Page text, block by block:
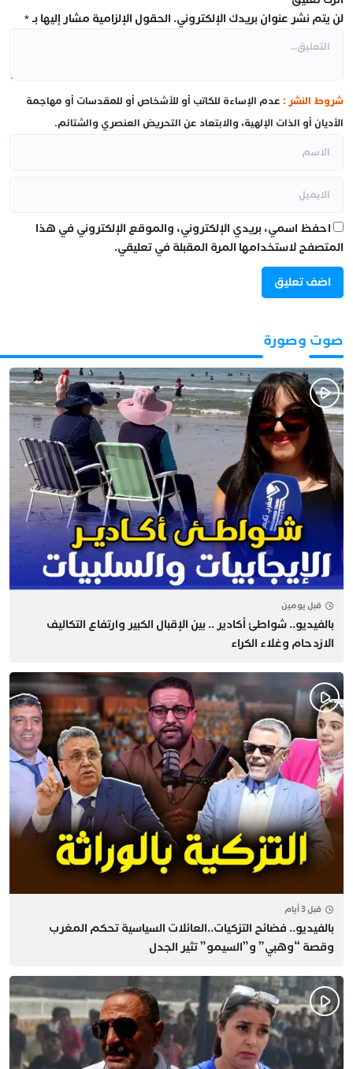
لن يتم نشر عنوان بريدك الإلكتروني. الحقول الإلزامية مشار إليها بـ*
شروط النشر : عدم الإساءة للكاتب أو للأشخاص أو للمقدسات أو مهاجمة
الأديان أو الذات الإلهية، والابتعاد عن التحريض العنصري والشتائم.
احفظ اسمي، بريدي الإلكتروني، والموقع الإلكتروني في هذا
المتصفح لاستخدامها المرة المقبلة في تعليقي.
صوت وصورة
قبل يومين
بالفيديو.. شواطئ أكادير .. بين الإقبال الكبير وارتفاع التكاليف
الازدحام وغلاء الكراء
قبل 3 أيام
بالفيديو.. فضائح التزكيات..العائلات السياسية تحكم المغرب
وقصة “وهبي” و”السيمو” تثير الجدل